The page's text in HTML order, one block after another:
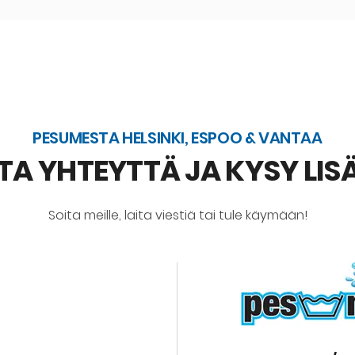
PESUMESTA HELSINKI, ESPOO & VANTAA
YHTEYTTÄ JA KYSY
Soita meille, laita viestiä tai tule käymään!